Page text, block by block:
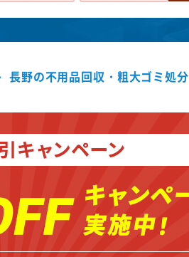
長野の不用品回収・粗大ゴミ処分